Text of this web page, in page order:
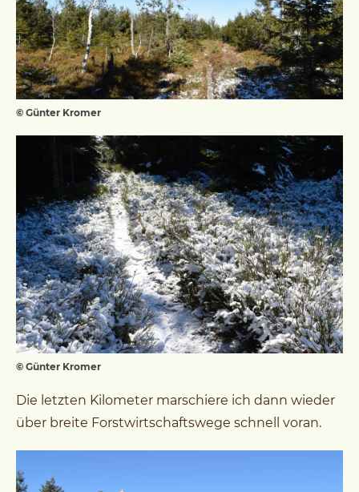
© Günter Kromer
© Günter Kromer
Die letzten Kilometer marschiere ich dann wieder
über breite Forstwirtschaftswege schnell voran.